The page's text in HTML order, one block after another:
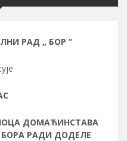
РАД „ БОР “
ДОМАЋИНСТАВА
БОРА РАДИ ДОДЕЛЕ